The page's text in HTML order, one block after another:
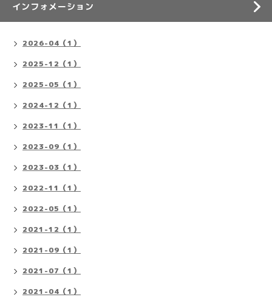
インフォメーション
2026-04（1）
2025-12（1）
2025-05（1）
2024-12（1）
2023-11（1）
2023-09（1）
2023-03（1）
2022-11（1）
2022-05（1）
2021-12（1）
2021-09（1）
2021-07（1）
2021-04（1）